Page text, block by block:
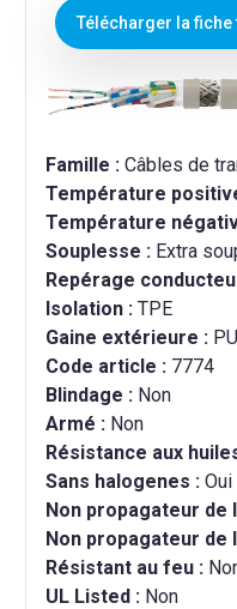
Télécharger la fiche
Famille : Câbles de
Température
Température
Souplesse : Extra
Repérage
Isolation : TPE
Gaine extérieure :
Code article : 7774
Blindage : Non
Armé : Non
Résistance aux
Sans halogenes : Oui
Non propagateur de
Non propagateur de
Résistant au feu :
UL Listed : Non